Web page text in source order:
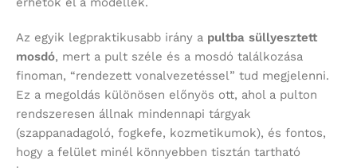
Az egyik legpraktikusabb irány a pultba süllyesztett
mosdó, mert a pult széle és a mosdó találkozása
finoman, “rendezett vonalvezetéssel” tud megjelenni.
Ez a megoldás különösen előnyös ott, ahol a pulton
rendszeresen állnak mindennapi tárgyak
(szappanadagoló, fogkefe, kozmetikumok), és fontos,
hogy a felület minél könnyebben tisztán tartható